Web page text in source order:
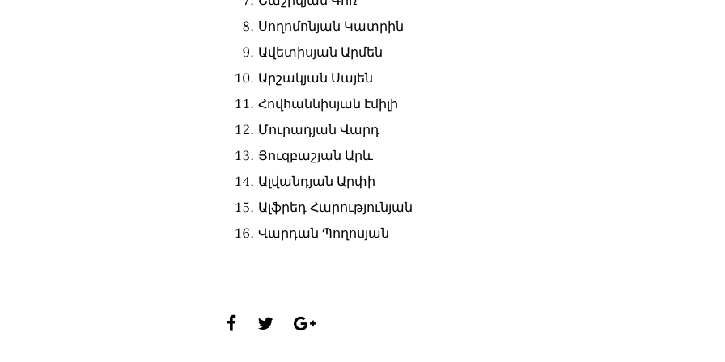
Սողոմոնյան Կատրին
Ավետիսյան Արմեն
Արշակյան Սայեն
Հովհաննիսյան էմիլի
Մուրադյան Վարդ
Յուզբաշյան Արև
Ալվանդյան Արփի
Ալֆրեդ Հարությունյան
Վարդան Պողոսյան
Share